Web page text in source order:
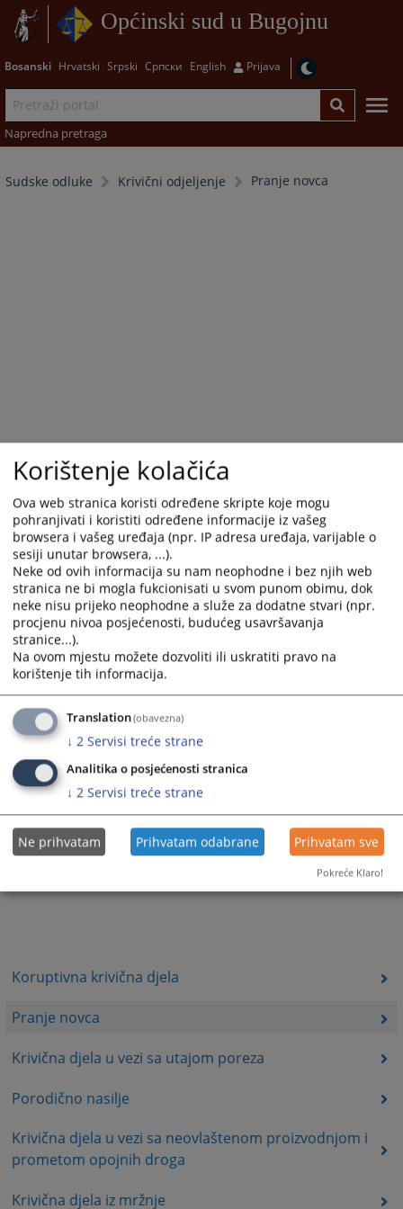
Općinski sud u Bugojnu
Bosanski Hrvatski Srpski Српски English Prijava
Napredna pretraga
Sudske odluke Krivični odjeljenje Pranje novca
Koruptivna krivična djela
Pranje novca
Krivična djela u vezi sa utajom poreza
Porodično nasilje
Krivična djela u vezi sa neovlaštenom proizvodnjom i
prometom opojnih droga
Krivična djela iz mržnje
Trenutno nema vijesti
Korištenje kolačića
Ova web stranica koristi određene skripte koje mogu
pohranjivati i koristiti određene informacije iz vašeg
browsera i vašeg uređaja (npr. IP adresa uređaja, varijable o
sesiji unutar browsera, ...).
Neke od ovih informacija su nam neophodne i bez njih web
stranica ne bi mogla fukcionisati u svom punom obimu, dok
neke nisu prijeko neophodne a služe za dodatne stvari (npr.
procjenu nivoa posjećenosti, budućeg usavršavanja
stranice...).
Na ovom mjestu možete dozvoliti ili uskratiti pravo na
korištenje tih informacija.
Translation(obavezna)
↓ 2 Servisi treće strane
Analitika o posjećenosti stranica
↓ 2 Servisi treće strane
Ne prihvatam Prihvatam odabrane Prihvatam sve
Pokreće Klaro!